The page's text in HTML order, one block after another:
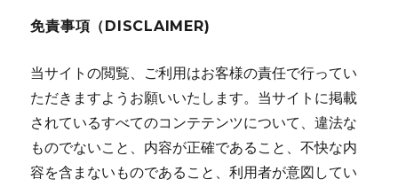
免責事項（DISCLAIMER)
当サイトの閲覧、ご利用はお客様の責任で行ってい
ただきますようお願いいたします。当サイトに掲載
されているすべてのコンテテンツについて、違法な
ものでないこと、内容が正確であること、不快な内
容を含まないものであること、利用者が意図してい